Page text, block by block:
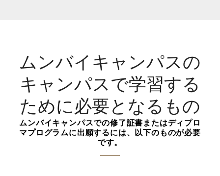
ムンバイキャンパスの
キャンパスで学習する
ために必要となるもの
ムンバイキャンパスでの修了証書またはディプロ
マプログラムに出願するには、以下のものが必要
です。